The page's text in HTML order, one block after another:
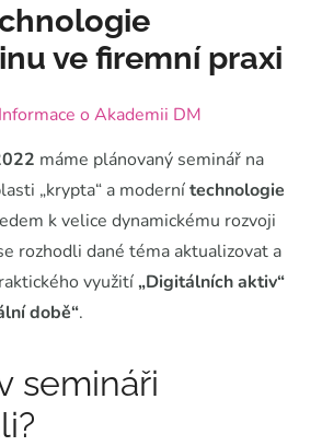
ve firemní praxi
Informace o Akademii DM
máme plánovaný seminář na
„krypta“ a modernítechnologie
k velice dynamickému rozvoji
rozhodli dané téma aktualizovat a
využití „Digitálních aktiv“
době“.
semináři